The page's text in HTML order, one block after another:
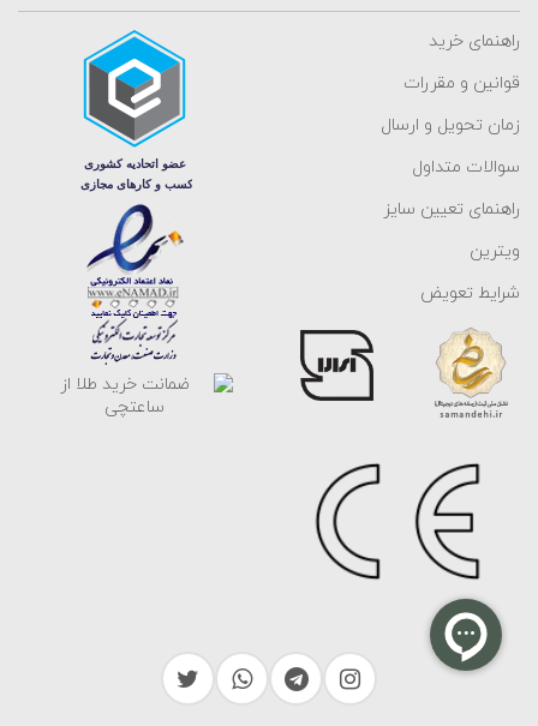
راهنمای خرید
قوانین و مقررات
زمان تحویل و ارسال
سوالات متداول
راهنمای تعیین سایز
ویترین
شرایط تعویض